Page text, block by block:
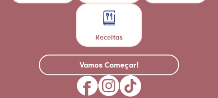
Receitas
Vamos Começar!